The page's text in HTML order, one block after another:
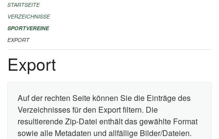
ALLGEMEINE INFORMATIONEN
FINANZIELLE UNTERSTÜTZUNG BENÖTIGT?
KONTAKT
STARTSEITE
VERZEICHNISSE
SPORTVEREINE
EXPORT
Export
Auf der rechten Seite können Sie die Einträge des
Verzeichnisses für den Export filtern. Die
resultierende Zip-Datei enthält das gewählte Format
sowie alle Metadaten und allfällige Bilder/Dateien.